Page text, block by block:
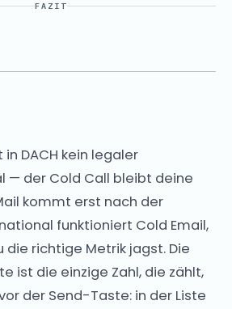
FAZIT
in DACH kein legaler
— der Cold Call bleibt deine
kommt erst nach der
funktioniert Cold Email,
die richtige Metrik jagst. Die
ist die einzige Zahl, die zählt,
der Send-Taste: in der Liste